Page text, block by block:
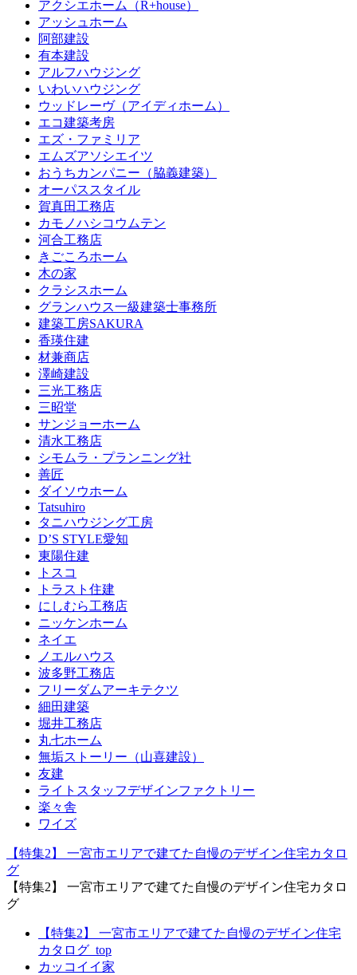
アクシエホーム（R+house）
アッシュホーム
阿部建設
有本建設
アルフハウジング
いわいハウジング
ウッドレーヴ（アイディホーム）
エコ建築考房
エズ・ファミリア
エムズアソシエイツ
おうちカンパニー（脇義建築）
オーパススタイル
賀真田工務店
カモノハシコウムテン
河合工務店
きごころホーム
木の家
クラシスホーム
グランハウス一級建築士事務所
建築工房SAKURA
香瑛住建
材兼商店
澤崎建設
三光工務店
三昭堂
サンジョーホーム
清水工務店
シモムラ・プランニング社
善匠
ダイソウホーム
Tatsuhiro
タニハウジング工房
D’S STYLE愛知
東陽住建
トスコ
トラスト住建
にしむら工務店
ニッケンホーム
ネイエ
ノエルハウス
波多野工務店
フリーダムアーキテクツ
細田建築
堀井工務店
丸七ホーム
無垢ストーリー（山喜建設）
友建
ライトスタッフデザインファクトリー
楽々舎
ワイズ
【特集2】 一宮市エリアで建てた自慢のデザイン住宅カタロ
グ
【特集2】 一宮市エリアで建てた自慢のデザイン住宅カタロ
グ
【特集2】 一宮市エリアで建てた自慢のデザイン住宅
カタログ_top
カッコイイ家